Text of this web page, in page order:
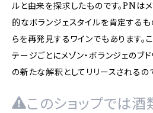
ルと由来を探求したものです。PNは
的なボランジェスタイルを肯定する
らを再発見するワインでもあります。
テージごとにメゾン・ボランジェのブ
の新たな解釈としてリリースされるの
このショップでは酒